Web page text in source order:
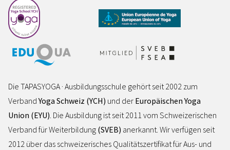
Die TAPASYOGA · Ausbildungsschule gehört seit 2002 zum
VerbandYoga Schweiz (YCH) und der Europäischen Yoga
Union (EYU) . Die Ausbildung ist seit 2011 vom Schweizerischen
Verband für Weiterbildung (SVEB) anerkannt. Wir verfügen seit
2012 über das schweizerisches Qualitätszertifikat für Aus- und